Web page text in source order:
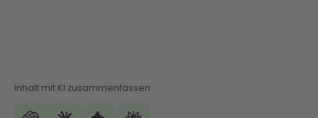
Inhalt mit KI zusammenfassen